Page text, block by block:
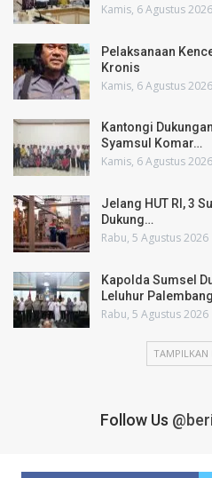
Kamis, 6 Agustus 2026
Pelaksanaan
Kronis
Kamis, 6 Agustus 2026
Kantongi
Syamsul Komar…
Kamis, 6 Agustus 2026
Jelang HUT RI, 3
Dukung…
Rabu, 5 Agustus 2026
Kapolda Sumsel
Leluhur
Rabu, 5 Agustus 2026
TAMPILKAN
Follow Us